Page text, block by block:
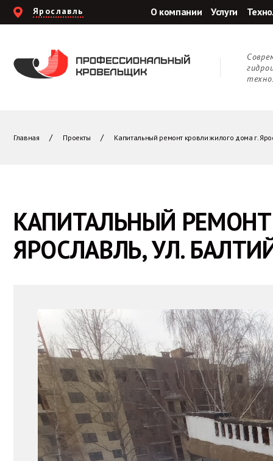
Ярославль О компании Услуги
Главная Проекты Капитальный ремонт кровли жилого дома г.
КАПИТАЛЬНЫЙ
ЯРОСЛАВЛЬ, УЛ.